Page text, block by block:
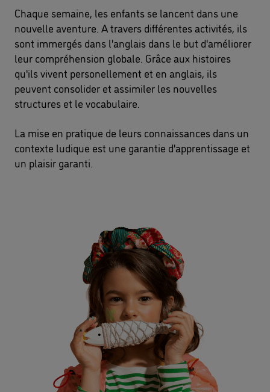
Chaque semaine, les enfants se lancent dans une
nouvelle aventure. A travers différentes activités, ils
sont immergés dans l'anglais dans le but d'améliorer
leur compréhension globale. Grâce aux histoires
qu'ils vivent personellement et en anglais, ils
peuvent consolider et assimiler les nouvelles
structures et le vocabulaire.
La mise en pratique de leurs connaissances dans un
contexte ludique est une garantie d'apprentissage et
un plaisir garanti.